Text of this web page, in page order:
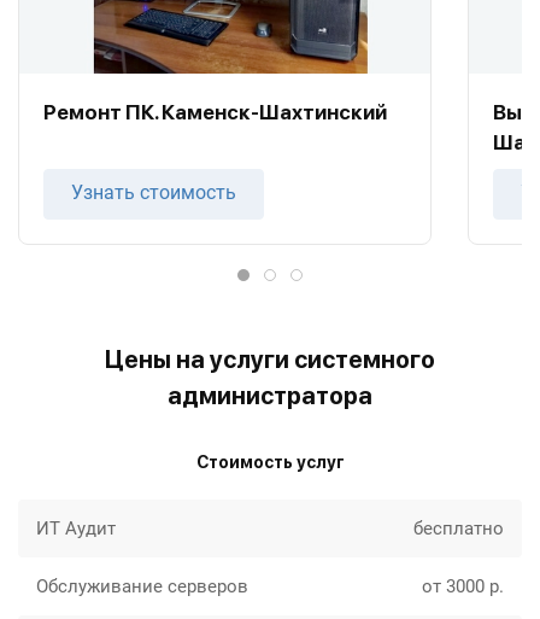
Ремонт ПК. Каменск-Шахтинский
Узнать стоимость
Цены на услуги системного
администратора
Стоимость услуг
ИТ Аудит бесплатно
Обслуживание серверов от 3000 р.